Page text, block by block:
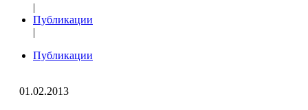
|
Публикации
|
Публикации
01.02.2013